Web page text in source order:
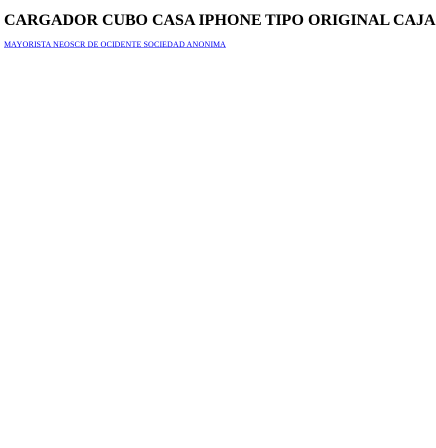
CARGADOR CUBO CASA IPHONE TIPO ORIGINAL CAJA
MAYORISTA NEOSCR DE OCIDENTE SOCIEDAD ANONIMA